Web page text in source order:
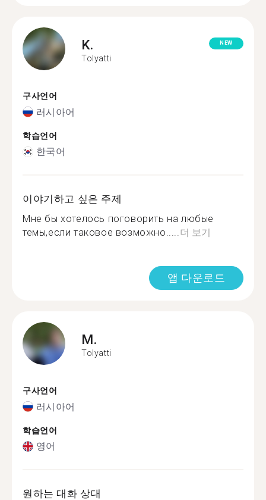
K.
Tolyatti
NEW
구사언어
러시아어
학습언어
한국어
이야기하고 싶은 주제
Мне бы хотелось поговорить на любые
темы,если таковое возможно.....더 보기
앱 다운로드
M.
Tolyatti
구사언어
러시아어
학습언어
영어
원하는 대화 상대